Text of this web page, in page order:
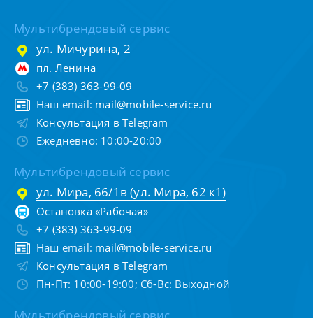
Мультибрендовый сервис
ул. Мичурина, 2
пл. Ленина
+7 (383) 363-99-09
Наш email: mail@mobile-service.ru
Консультация в Telegram
Ежедневно: 10:00-20:00
Мультибрендовый сервис
ул. Мира, 66/1в (ул. Мира, 62 к1)
Остановка «Рабочая»
+7 (383) 363-99-09
Наш email: mail@mobile-service.ru
Консультация в Telegram
Пн-Пт: 10:00-19:00; Сб-Вс: Выходной